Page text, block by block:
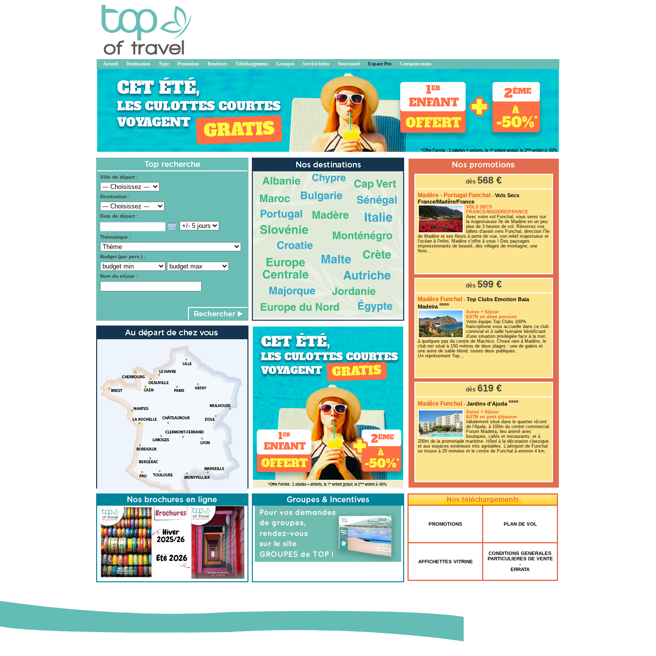
Accueil Destination Type Promotion Brochure Téléchargement Groupes Service/Infos Nouveauté Espace Pro Contactez-nous
Ville de départ :
Destination :
Date de départ :
Thématique :
Budget (par pers.) :
Nom du séjour :
dès 568 €
Madère - Portugal Funchal - Vols Secs
France/Madère/France
VOLS SECS
FRANCE/MADERE/FRANCE
Avec votre vol Funchal, vous serez sur
la majestueuse île de Madère en un peu
plus de 3 heures de vol. Réservez vos
billets d'avion vers Funchal, direction l’île
de Madère et ses fleurs à perte de vue, son relief majestueux et
l’océan à l’infini. Madère s’offre à vous ! Des paysages
impressionnants de beauté, des villages de montagne, une
flore...
dès 599 €
Madère Funchal - Top Clubs Emotion Baia
Madeira
Avion + Séjour
8J/7N en demi pension
Votre équipe Top Clubs 100%
francophone vous accueille dans ce club
convivial et à taille humaine bénéficiant
d’une situation privilégiée face à la mer,
à quelques pas du centre de Machico. Chose rare à Madère, le
club est situé à 150 mètres de deux plages : une de galets et
une autre de sable blond, toutes deux publiques.
Un représentant Top...
dès 619 €
Madère Funchal - Jardins d'Ajuda
Avion + Séjour
8J/7N en petit déjeuner
Idéalement situé dans le quartier récent
de l’Ajuda, à 100m du centre commercial
Forum Madeira, lieu animé avec
boutiques, cafés et restaurants, et à
200m de la promenade maritime. Hôtel à la décoration classique
et aux espaces extérieurs très agréables. L’aéroport de Funchal
se trouve à 20 minutes et le centre de Funchal à environ 4 km.
PROMOTIONS PLAN DE VOL
AFFICHETTES VITRINE
CONDITIONS GENERALES
PARTICULIERES DE VENTE
-
ERRATA